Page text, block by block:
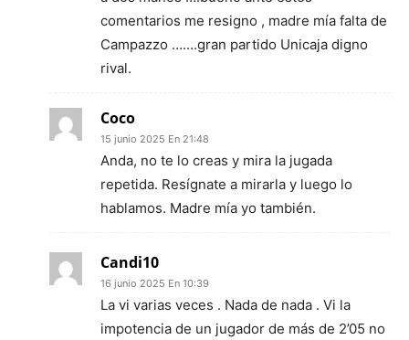
comentarios me resigno , madre mía falta de
Campazzo …….gran partido Unicaja digno
rival.
Coco
15 junio 2025 En 21:48
Anda, no te lo creas y mira la jugada
repetida. Resígnate a mirarla y luego lo
hablamos. Madre mía yo también.
Candi10
16 junio 2025 En 10:39
La vi varias veces . Nada de nada . Vi la
impotencia de un jugador de más de 2’05 no